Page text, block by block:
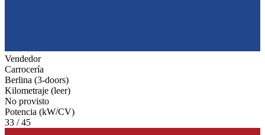
Vendedor
Carrocería
Berlina (3-doors)
Kilometraje (leer)
No provisto
Potencia (kW/CV)
33 / 45